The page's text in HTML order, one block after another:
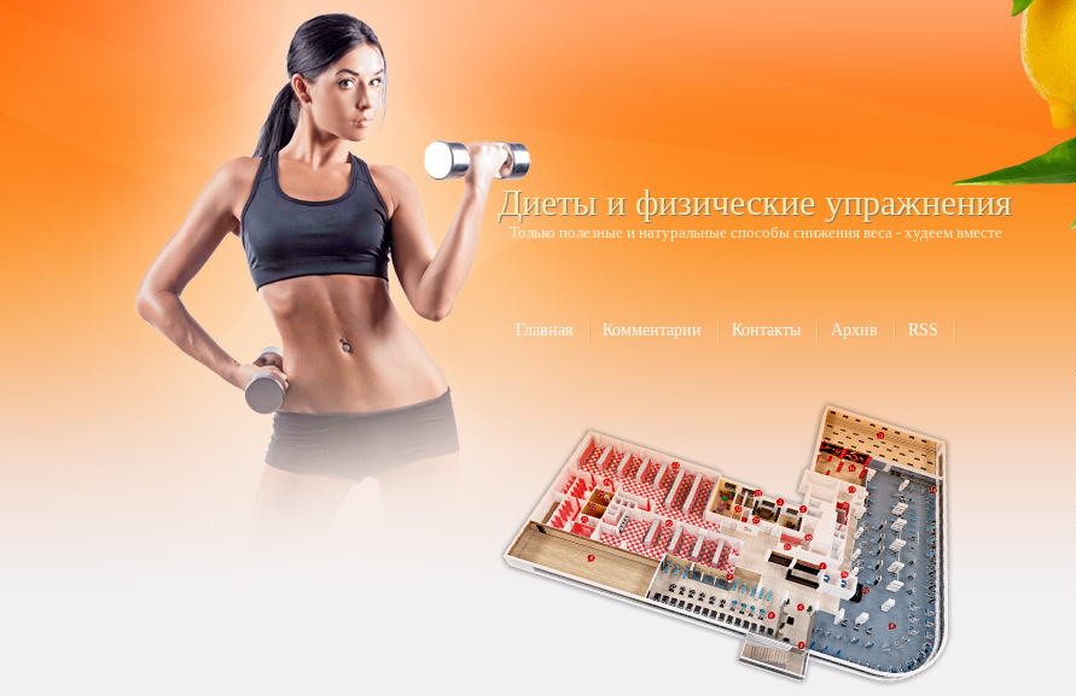
Диеты и физические упражнения
Только полезные и натуральные способы снижения веса - худеем вместе
Главная Комментарии Контакты Архив RSS